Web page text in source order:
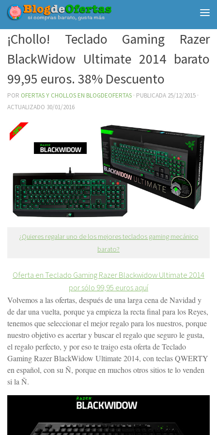
Debajo del contenido
¡Chollo! Teclado Gaming Razer
BlackWidow Ultimate 2014 barato
99,95 euros. 38% Descuento
POR OFERTAS Y CHOLLOS EN BLOGDEOFERTAS · PUBLICADA 25/12/2015 ·
ACTUALIZADO 30/01/2016
¿Quieres regalar uno de los mejores teclados gaming mecánico
barato?
Oferta en Teclado Gaming Razer Blackwidow Ultimate 2014
por sólo 99,95 euros aquí
Volvemos a las ofertas, después de una larga cena de Navidad y
de dar una vuelta, porque ya empieza la recta final para los Reyes,
tenemos que seleccionar el mejor regalo para los nuestros, porque
nuestro objetivo es acertar y buscar el regalo que seguro le gusta,
el regalo perfecto, y por eso te traigo esta oferta de Teclado
Gaming Razer BlackWidow Ultimate 2014, con teclas QWERTY
en español, con su Ñ, porque en muchos otros sitios te lo venden
si la Ñ.